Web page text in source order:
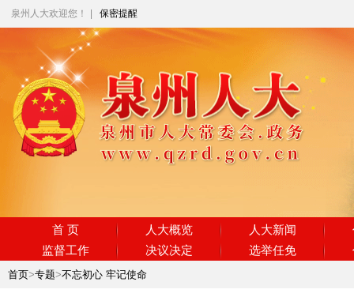
泉州人大欢迎您！ 保密提醒
首 页 人大概览 人大新闻
监督工作
决议决定 选举任免
首页>专题>不忘初心 牢记使命